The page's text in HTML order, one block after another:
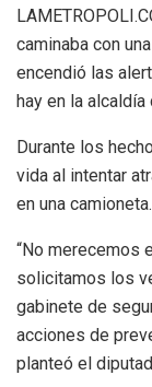
caminaba con
encendió las
hay en la alcaldía
Durante los
vida al intentar
en una camioneta.
“No merecemos
solicitamos los
gabinete de
acciones de
planteó el